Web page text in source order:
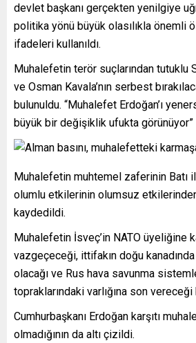
devlet başkanı gerçekten yenilgiye
politika yönü büyük olasılıkla önemli
ifadeleri kullanıldı.
Muhalefetin terör suçlarından tutuklu
ve Osman Kavala’nın serbest
bulunuldu. “Muhalefet Erdoğan’ı
büyük bir değişiklik ufukta görünüyor”
Muhalefetin muhtemel zaferinin Batı
olumlu etkilerinin olumsuz
kaydedildi.
Muhalefetin İsveç’in NATO üyeliğine
vazgeçeceği, ittifakın doğu
olacağı ve Rus hava savunma
topraklarındaki varlığına son
Cumhurbaşkanı Erdoğan karşıtı
olmadığının da altı çizildi.